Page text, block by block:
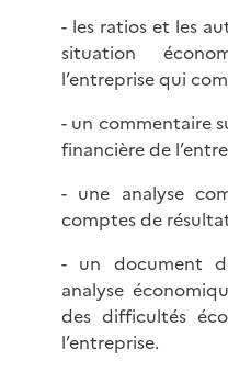
- les ratios et les
situation
l’entreprise qui
- un commentaire
financière de
- une analyse
comptes de
- un document
analyse
des difficultés
l’entreprise.